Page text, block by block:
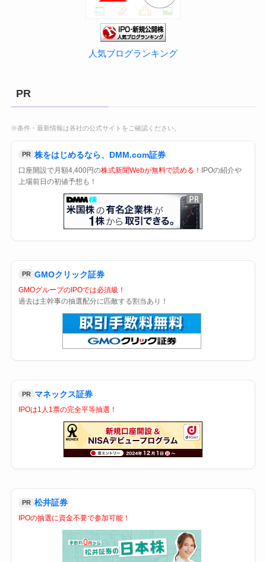
人気ブログランキング
PR
※条件・最新情報は各社の公式サイトをご確認ください。
PR 株をはじめるなら、DMM.com証券
口座開設で月額4,400円の株式新聞Webが無料で読める！ IPOの紹介や
上場前日の初値予想も！
PR GMOクリック証券
GMOグループのIPOでは必須級！
過去は主幹事の抽選配分に匹敵する割当あり！
PR マネックス証券
IPOは1人1票の完全平等抽選！
PR 松井証券
IPOの抽選に資金不要で参加可能！